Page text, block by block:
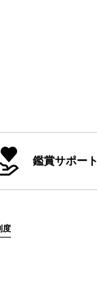
鑑賞サポート
度